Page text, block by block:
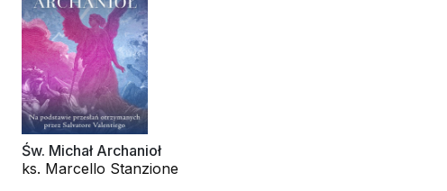
Św. Michał Archanioł
ks. Marcello Stanzione